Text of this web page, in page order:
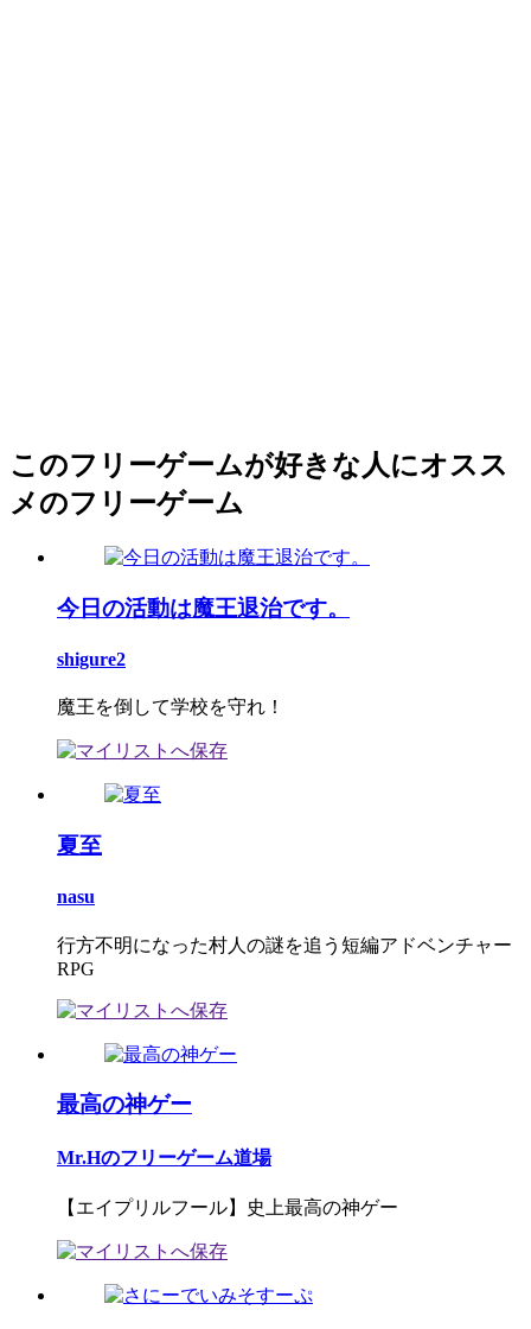
このフリーゲームが好きな人にオスス
メのフリーゲーム
今日の活動は魔王退治です。
shigure2
魔王を倒して学校を守れ！
夏至
nasu
行方不明になった村人の謎を追う短編アドベンチャー
RPG
最高の神ゲー
Mr.Hのフリーゲーム道場
【エイプリルフール】史上最高の神ゲー